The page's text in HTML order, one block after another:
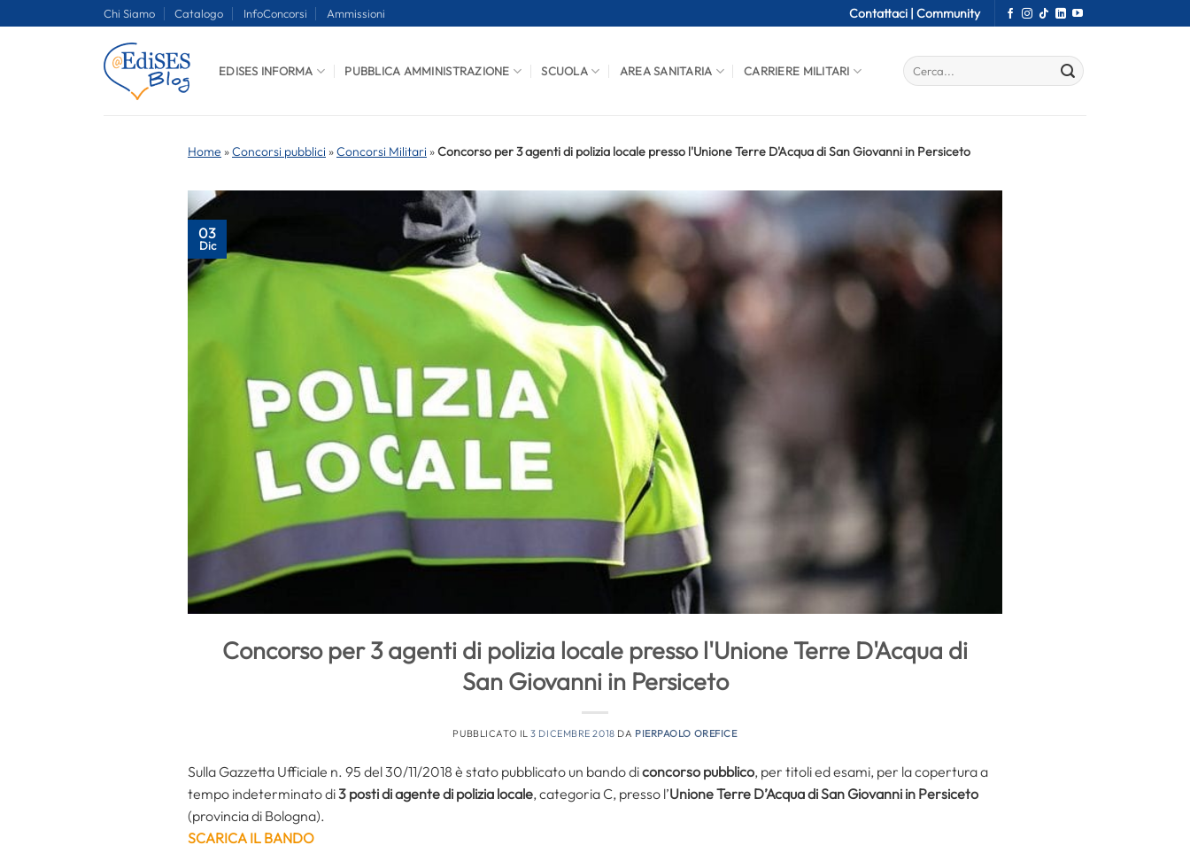
Chi Siamo Catalogo InfoConcorsi Ammissioni Contattaci | Community
EDISES INFORMA PUBBLICA AMMINISTRAZIONE SCUOLA AREA SANITARIA CARRIERE MILITARI
Home »Concorsi pubblici »Concorsi Militari »Concorso per 3 agenti di polizia locale presso l'Unione Terre D'Acqua di San Giovanni in Persiceto
03
Dic
Concorso per 3 agenti di polizia locale presso l'Unione Terre D'Acqua di
San Giovanni in Persiceto
PUBBLICATO IL3 DICEMBRE 2018 DA PIERPAOLO OREFICE
Sulla Gazzetta Ufficiale n. 95 del 30/11/2018 è stato pubblicato un bando diconcorso pubblico, per titoli ed esami, per la copertura a
tempo indeterminato di3 posti di agente di polizia locale, categoria C, presso l’Unione Terre D’Acqua di San Giovanni in Persiceto
(provincia di Bologna).
SCARICA IL BANDO